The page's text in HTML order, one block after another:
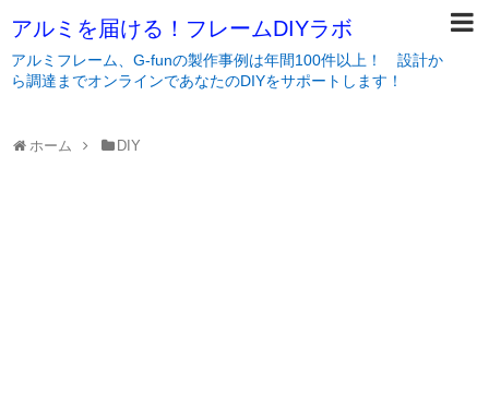
アルミを届ける！フレームDIYラボ
アルミフレーム、G-funの製作事例は年間100件以上！ 設計か
ら調達までオンラインであなたのDIYをサポートします！
ホーム DIY